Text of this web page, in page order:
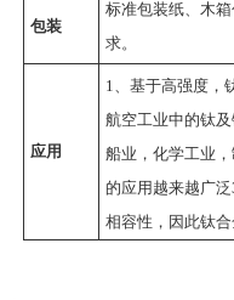
包装
标准包装纸、木
求。
应用
1、基于高强度，
航空工业中的钛
船业，化学工业
的应用越来越广
相容性，因此钛合